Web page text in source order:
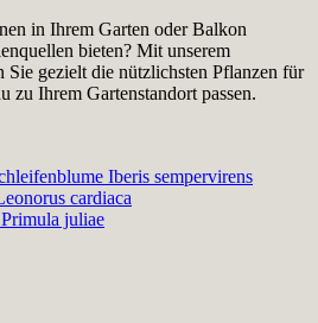
in Ihrem Garten oder Balkon
bieten? Mit unserem
Sie gezielt die nützlichsten Pflanzen für
zu Ihrem Gartenstandort passen.
Iberis sempervirens
cardiaca
Primula juliae